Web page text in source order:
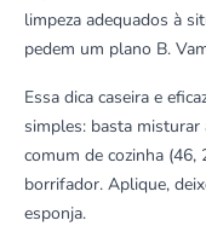
limpeza adequados à
pedem um plano B.
Essa dica caseira e
simples: basta
comum de cozinha (46,
borrifador. Aplique,
esponja.